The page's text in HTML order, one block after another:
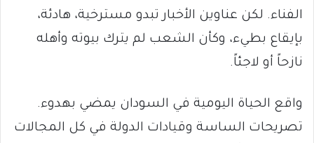
الفناء. لكن عناوين الأخبار تبدو مسترخية، هادئة،
بإيقاع بطيء، وكأن الشعب لم يترك بيوته وأهله
نازحاً أو لاجئاً.
واقع الحياة اليومية في السودان يمضي بهدوء.
تصريحات الساسة وقيادات الدولة في كل المجالات